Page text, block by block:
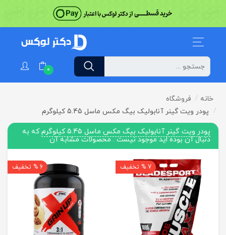
0
خانه
فروشگاه
پودر ویت گینر آنابولیک بیگ مکس ماسل 5.45 کیلوگرم
پودر ویت گینر آنابولیک بیگ مکس ماسل 5.45 کیلوگرم
که به
دنبال آن بوده اید موجود نیست . محصولات مشابه آن
7 % تخفیف 6 % تخفیف